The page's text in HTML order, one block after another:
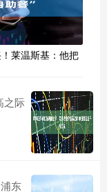
莱温斯基：他把
之际
东